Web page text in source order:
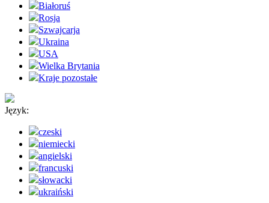
Białoruś
Rosja
Szwajcarja
Ukraina
USA
Wielka Brytania
Kraje pozostałe
Język:
czeski
niemiecki
angielski
francuski
słowacki
ukraiński